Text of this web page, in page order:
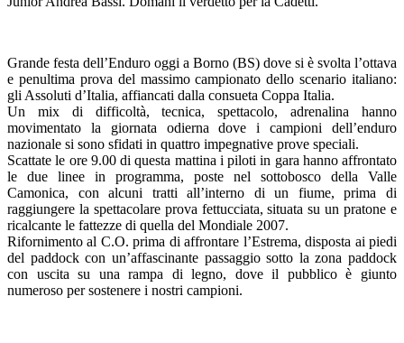
Grande festa dell’Enduro oggi a Borno (BS) dove si è svolta l’ottava
e penultima prova del massimo campionato dello scenario italiano:
gli Assoluti d’Italia, affiancati dalla consueta Coppa Italia.
Un mix di difficoltà, tecnica, spettacolo, adrenalina hanno
movimentato la giornata odierna dove i campioni dell’enduro
nazionale si sono sfidati in quattro impegnative prove speciali.
Scattate le ore 9.00 di questa mattina i piloti in gara hanno affrontato
le due linee in programma, poste nel sottobosco della Valle
Camonica, con alcuni tratti all’interno di un fiume, prima di
raggiungere la spettacolare prova fettucciata, situata su un pratone e
ricalcante le fattezze di quella del Mondiale 2007.
Rifornimento al C.O. prima di affrontare l’Estrema, disposta ai piedi
del paddock con un’affascinante passaggio sotto la zona paddock
con uscita su una rampa di legno, dove il pubblico è giunto
numeroso per sostenere i nostri campioni.